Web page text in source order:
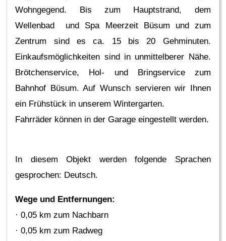
Wohngegend. Bis zum Hauptstrand, dem
Wellenbad und Spa Meerzeit Büsum und zum
Zentrum sind es ca. 15 bis 20 Gehminuten.
Einkaufsmöglichkeiten sind in unmittelberer Nähe.
Brötchenservice, Hol- und Bringservice zum
Bahnhof Büsum. Auf Wunsch servieren wir Ihnen
ein Frühstück in unserem Wintergarten.
Fahrräder können in der Garage eingestellt werden.
In diesem Objekt werden folgende Sprachen
gesprochen: Deutsch.
Wege und Entfernungen:
· 0,05 km zum Nachbarn
· 0,05 km zum Radweg